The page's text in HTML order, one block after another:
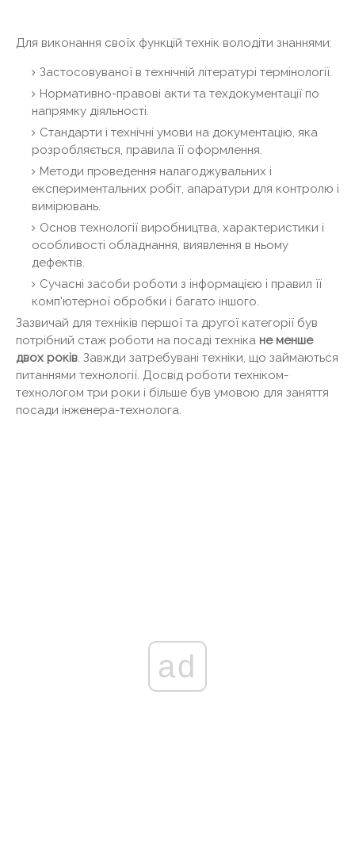
Для виконання своїх функцій технік володіти знаннями:
Застосовуваної в технічній літературі термінології.
Нормативно-правові акти та техдокументації по
напрямку діяльності.
Стандарти і технічні умови на документацію, яка
розробляється, правила її оформлення.
Методи проведення налагоджувальних і
експериментальних робіт, апаратури для контролю і
вимірювань.
Основ технології виробництва, характеристики і
особливості обладнання, виявлення в ньому
дефектів.
Сучасні засоби роботи з інформацією і правил її
комп'ютерної обробки і багато іншого.
Зазвичай для техніків першої та другої категорії був
потрібний стаж роботи на посаді техніка не менше
двох років . Завжди затребувані техніки, що займаються
питаннями технології. Досвід роботи техніком-
технологом три роки і більше був умовою для заняття
посади інженера-технолога.
ad